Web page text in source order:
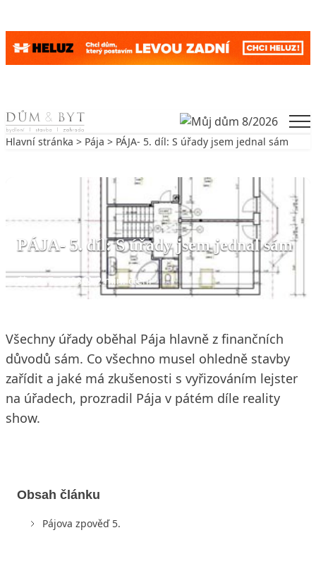
Skip to content
Hlavní stránka > Pája > PÁJA- 5. díl: S úřady jsem jednal sám
PÁJA- 5. díl: S úřady jsem jednal sám
15. 7. 2008 2 min. čtení
Všechny úřady oběhal Pája hlavně z finančních
důvodů sám. Co všechno musel ohledně stavby
zařídit a jaké má zkušenosti s vyřizováním lejster
na úřadech, prozradil Pája v pátém díle reality
show.
Obsah článku
Pájova zpověď 5.